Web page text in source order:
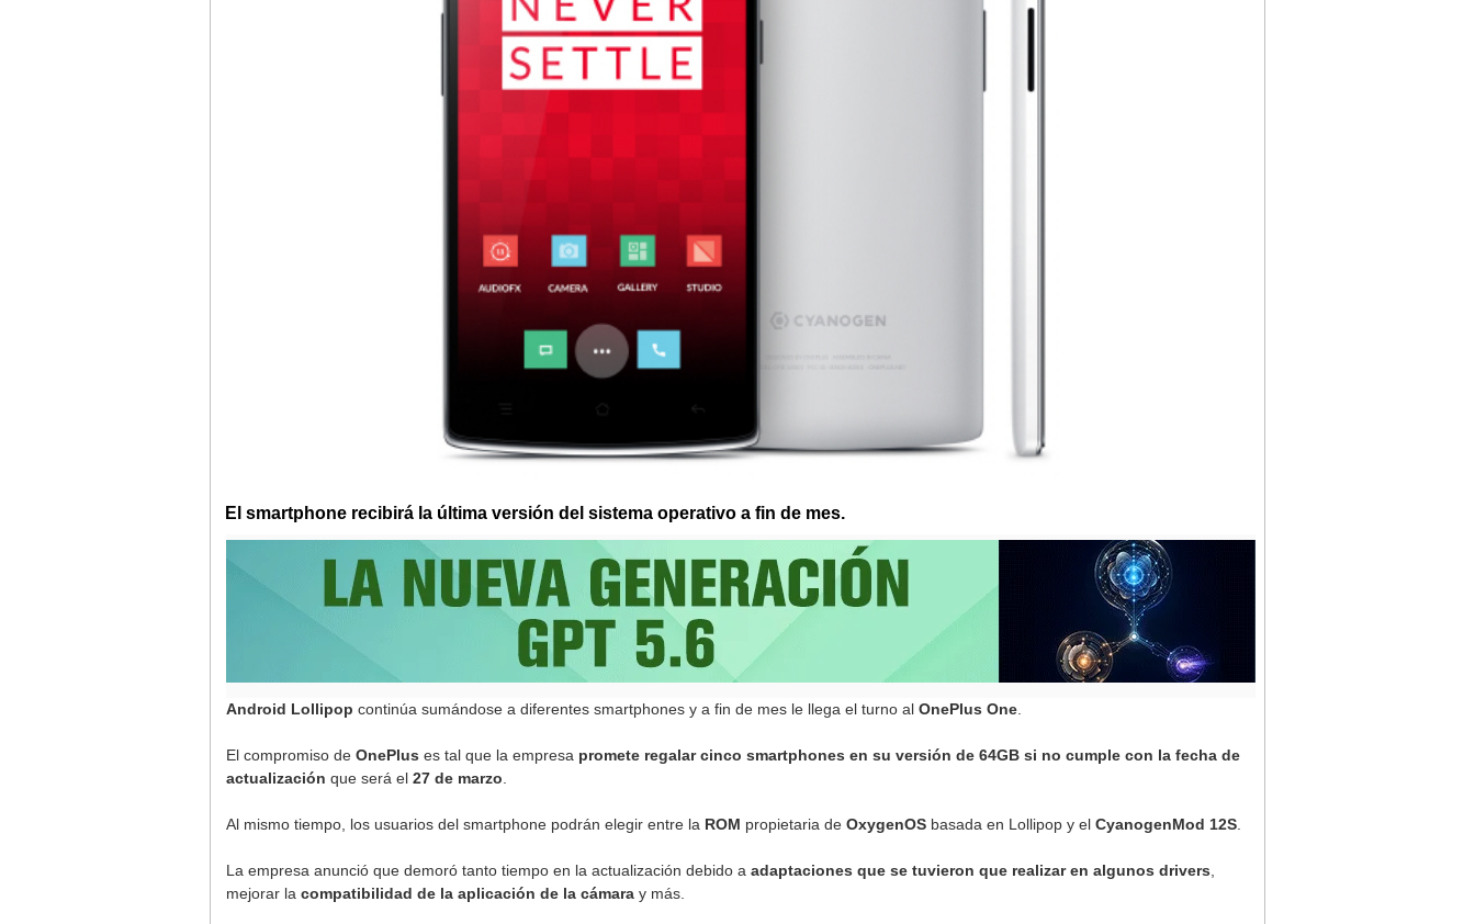
El smartphone recibirá la última versión del sistema operativo a fin de mes.
Android Lollipop continúa sumándose a diferentes smartphones y a fin de mes le llega el turno al OnePlus One
El compromiso de OnePlus es tal que la empresa promete regalar cinco smartphones en su versión de 64GB si no cumple con la fecha de
actualización que será el 27 de marzo
Al mismo tiempo, los usuarios del smartphone podrán elegir entre la ROM propietaria de OxygenOS basada en Lollipop y el CyanogenMod 12S
La empresa anunció que demoró tanto tiempo en la actualización debido a adaptaciones que se tuvieron que realizar en algunos drivers
mejorar la compatibilidad de la aplicación de la cámara y más.